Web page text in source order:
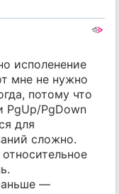
исполенение
мне не нужно
потому что
PgUp/PgDown
для
сложно.
—